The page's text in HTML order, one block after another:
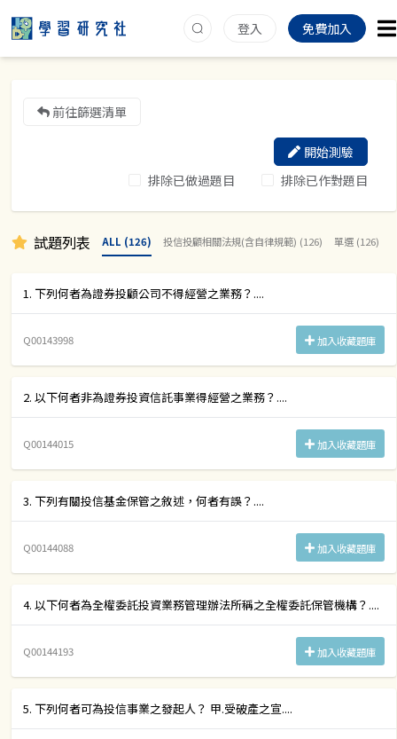
登入 免費加入
前往篩選清單
排除已做過題目 排除已作對題目
開始測驗
試題列表 ALL (126) 投信投顧相關法規(含自律規範) (126) 單選 (126)
1. 下列何者為證券投顧公司不得經營之業務？....
Q00143998 加入收藏題庫
2. 以下何者非為證券投資信託事業得經營之業務？....
Q00144015 加入收藏題庫
3. 下列有關投信基金保管之敘述，何者有誤？....
Q00144088 加入收藏題庫
4. 以下何者為全權委託投資業務管理辦法所稱之全權委託保管機構？....
Q00144193 加入收藏題庫
5. 下列何者可為投信事業之發起人？ 甲.受破產之宣....